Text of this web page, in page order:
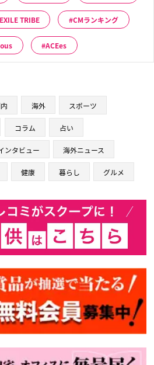
TRIBE CMランキング
ACEes
海外 スポーツ
コラム 占い
ンタビュー 海外ニュース
健康 暮らし グルメ